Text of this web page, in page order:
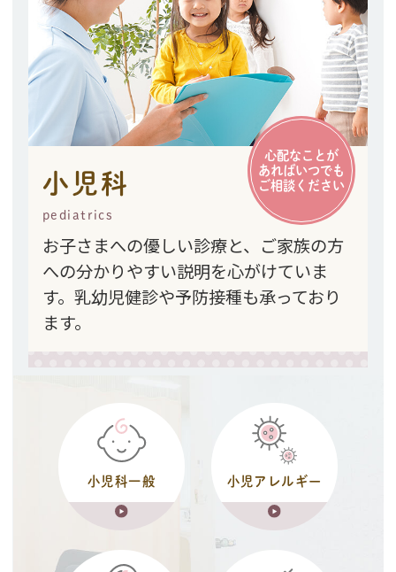
小児科
pediatrics
お子さまへの優しい診療と、ご家族の方
への分かりやすい説明を心がけていま
す。 乳幼児健診や予防接種も承っており
ます。
心配なことが
あればいつでも
ご相談ください
小児科一般 小児アレルギー